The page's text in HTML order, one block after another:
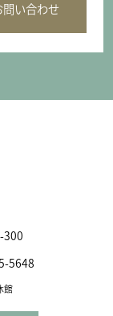
問い合わせ
300
5648
館